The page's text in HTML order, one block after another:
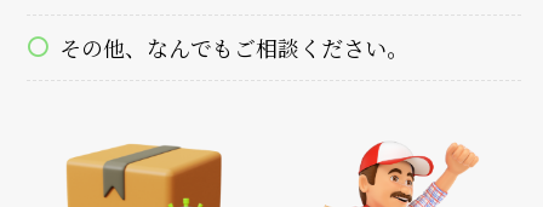
その他、なんでもご相談ください。